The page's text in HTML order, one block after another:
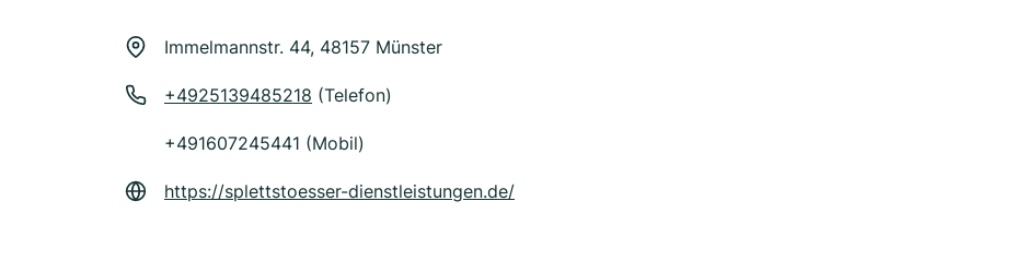
Immelmannstr. 44, 48157 Münster
+4925139485218 (Telefon)
+491607245441 (Mobil)
https://splettstoesser-dienstleistungen.de/